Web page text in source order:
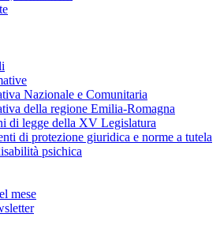
Nazionale e Comunitaria
della regione Emilia-Romagna
di legge della XV Legislatura
di protezione giuridica e norme a tutela
psichica
mese